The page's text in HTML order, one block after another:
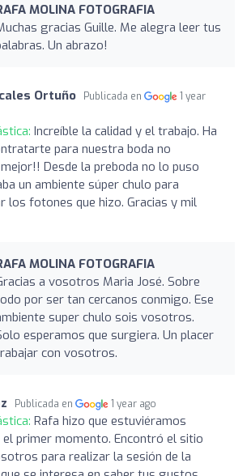
MOLINA FOTOGRAFIA
gracias Guille. Me alegra leer tus
Un abrazo!
Ortuño Publicada en
1 year
Increíble la calidad y el trabajo. Ha
para nuestra boda no
Desde la preboda no lo puso
un ambiente súper chulo para
los fotones que hizo. Gracias y mil
MOLINA FOTOGRAFIA
a vosotros Maria José. Sobre
por ser tan cercanos conmigo. Ese
super chulo sois vosotros.
esperamos que surgiera. Un placer
con vosotros.
Publicada en 1 year ago
Rafa hizo que estuviéramos
primer momento. Encontró el sitio
para realizar la sesión de la